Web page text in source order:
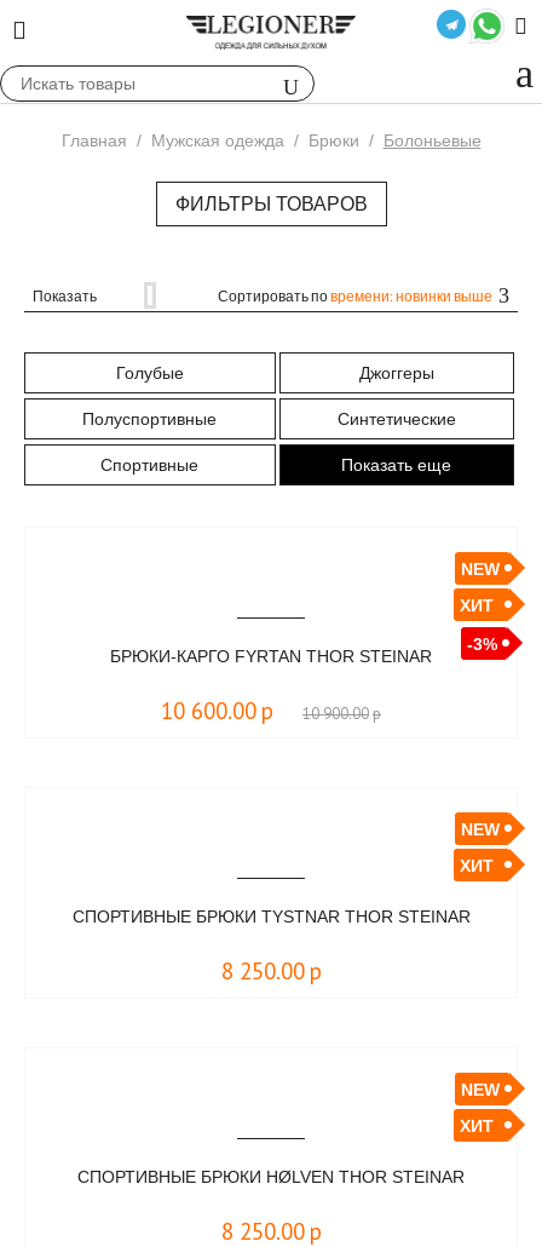
Главная / Мужская одежда / Брюки / Болоньевые
ФИЛЬТРЫ ТОВАРОВ
Показать Сортировать повремени: новинки выше
Голубые Джоггеры
Полуспортивные Синтетические
Спортивные Показать еще
-3%
NEW
ХИТ
БРЮКИ-КАРГО FYRTAN THOR STEINAR
10 600.00 р 10 900.00р
NEW
ХИТ
СПОРТИВНЫЕ БРЮКИ TYSTNAR THOR STEINAR
8 250.00 р
NEW
ХИТ
СПОРТИВНЫЕ БРЮКИ HØLVEN THOR STEINAR
8 250.00 р